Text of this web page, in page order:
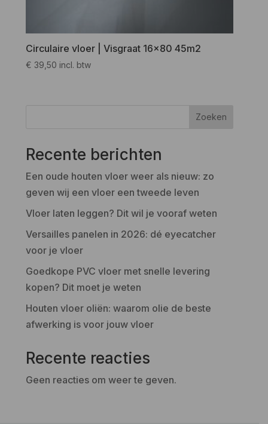
Circulaire vloer | Visgraat 16×80 45m2
€ 39,50 incl. btw
Zoeken
Recente berichten
Een oude houten vloer weer als nieuw: zo
geven wij een vloer een tweede leven
Vloer laten leggen? Dit wil je vooraf weten
Versailles panelen in 2026: dé eyecatcher
voor je vloer
Goedkope PVC vloer met snelle levering
kopen? Dit moet je weten
Houten vloer oliën: waarom olie de beste
afwerking is voor jouw vloer
Recente reacties
Geen reacties om weer te geven.